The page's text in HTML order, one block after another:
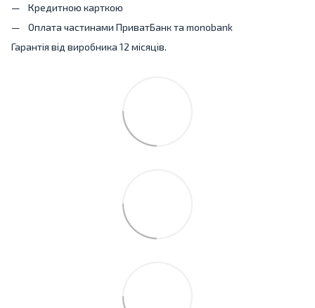
Кредитною карткою
Оплата частинами ПриватБанк та monobank
Гарантія від виробника 12 місяців.